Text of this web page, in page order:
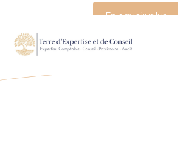
Aller
au
En savoir plus